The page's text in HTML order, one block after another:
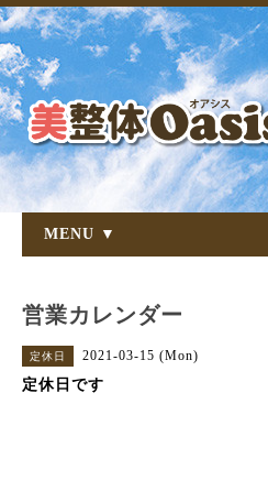
MENU ▼
営業カレンダー
定休日 2021-03-15 (Mon)
定休日です